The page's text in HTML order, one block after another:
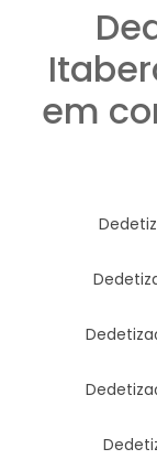
em